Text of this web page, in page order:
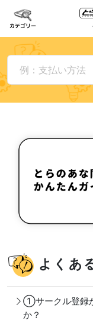
よくあ
①サークル登録
か？